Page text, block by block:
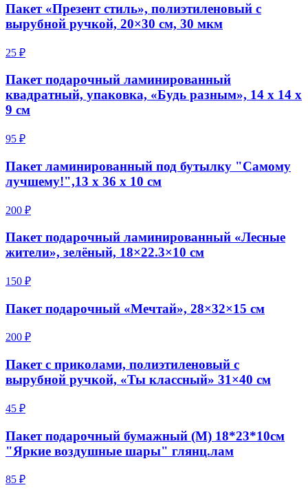
Пакет «Презент стиль», полиэтиленовый с
вырубной ручкой, 20×30 см, 30 мкм
25 ₽
Пакет подарочный ламинированный
квадратный, упаковка, «Будь разным», 14 х 14 х
9 см
95 ₽
Пакет ламинированный под бутылку "Самому
лучшему!",13 х 36 х 10 см
200 ₽
Пакет подарочный ламинированный «Лесные
жители», зелёный, 18×22.3×10 см
150 ₽
Пакет подарочный «Мечтай», 28×32×15 см
200 ₽
Пакет с приколами, полиэтиленовый с
вырубной ручкой, «Ты классный» 31×40 см
45 ₽
Пакет подарочный бумажный (M) 18*23*10см
"Яркие воздушные шары" глянц.лам
85 ₽